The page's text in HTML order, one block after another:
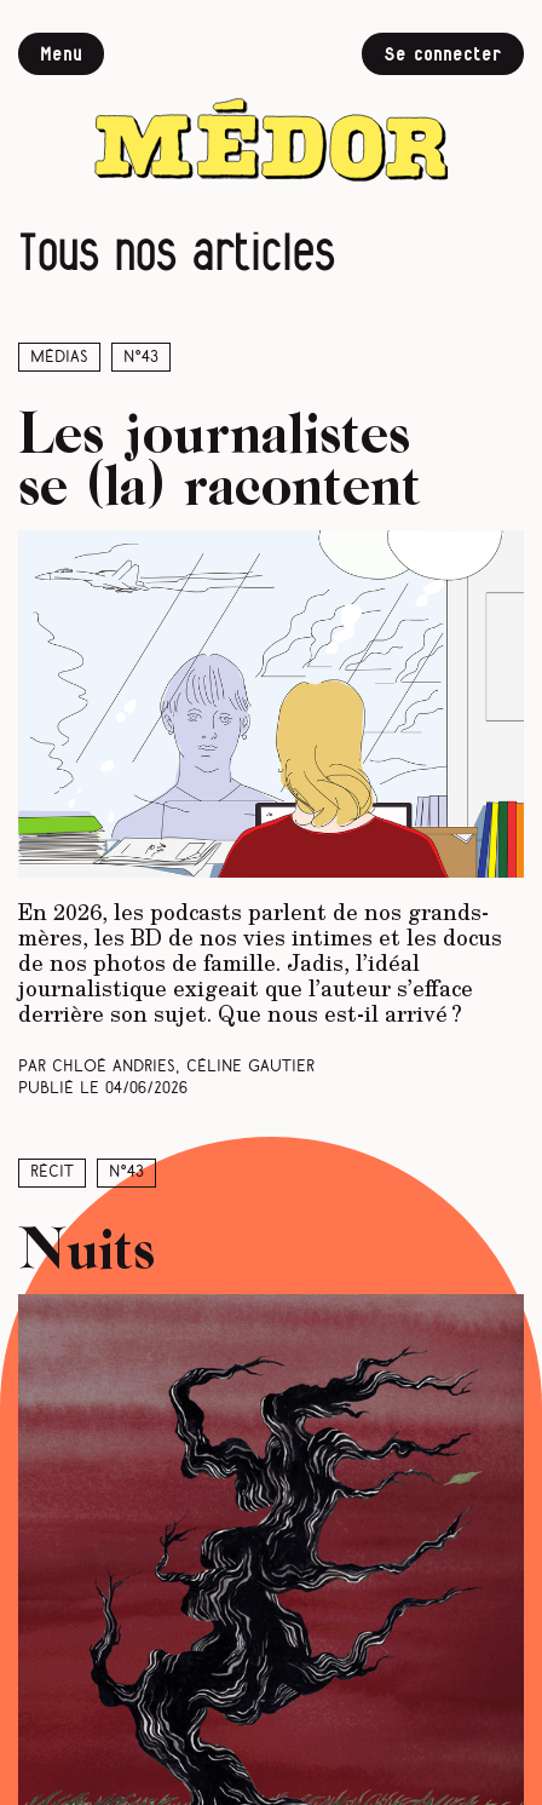
Menu Se connecter
Tous nos articles
Médias N°43
Les journalistes
se (la) racontent
En 2026, les podcasts parlent de nos grands-
mères, les BD de nos vies intimes et les docus
de nos photos de famille. Jadis, l’idéal
journalistique exigeait que l’auteur s’efface
derrière son sujet. Que nous est-il arrivé ?
Par Chloé Andries, Céline Gautier
Publié le 04/06/2026
Récit N°43
Nuits